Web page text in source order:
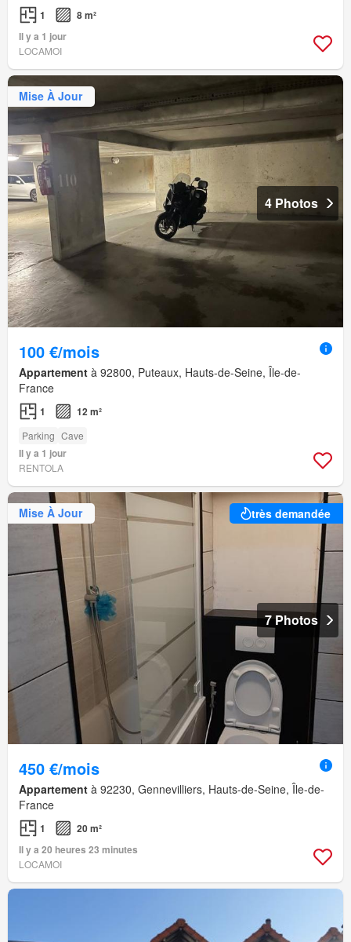
1
8 m²
Il y a 1 jour
LOCAMOI
Mise À Jour
4 Photos
100 €/mois
Appartement à 92800, Puteaux, Hauts-de-Seine, Île-de-
France
1 12 m²
Parking Cave
Il y a 1 jour
RENTOLA
Mise À Jour très demandée
7 Photos
450 €/mois
Appartement à 92230, Gennevilliers, Hauts-de-Seine, Île-de-
France
1
20 m²
Il y a 20 heures 23 minutes
LOCAMOI